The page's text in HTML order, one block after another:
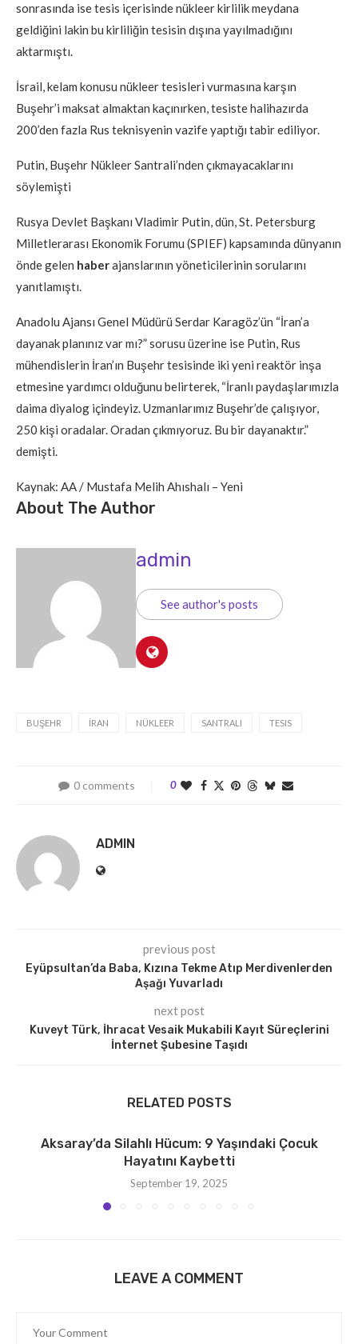
sonrasında ise tesis içerisinde nükleer kirlilik meydana
geldiğini lakin bu kirliliğin tesisin dışına yayılmadığını
aktarmıştı.
İsrail, kelam konusu nükleer tesisleri vurmasına karşın
Buşehr’i maksat almaktan kaçınırken, tesiste halihazırda
200’den fazla Rus teknisyenin vazife yaptığı tabir ediliyor.
Putin, Buşehr Nükleer Santrali’nden çıkmayacaklarını
söylemişti
Rusya Devlet Başkanı Vladimir Putin, dün, St. Petersburg
Milletlerarası Ekonomik Forumu (SPIEF) kapsamında dünyanın
önde gelen haberajanslarının yöneticilerinin sorularını
yanıtlamıştı.
Anadolu Ajansı Genel Müdürü Serdar Karagöz’ün “İran’a
dayanak planınız var mı?” sorusu üzerine ise Putin, Rus
mühendislerin İran’ın Buşehr tesisinde iki yeni reaktör inşa
etmesine yardımcı olduğunu belirterek, “İranlı paydaşlarımızla
daima diyalog içindeyiz. Uzmanlarımız Buşehr’de çalışıyor,
250 kişi oradalar. Oradan çıkmıyoruz. Bu bir dayanaktır.”
demişti.
Kaynak: AA / Mustafa Melih Ahıshalı – Yeni
About The Author
admin
See author's posts
BUŞEHR İRAN NÜKLEER SANTRALI TESIS
0 comments 0
ADMIN
previous post
Eyüpsultan’da Baba, Kızına Tekme Atıp Merdivenlerden
Aşağı Yuvarladı
next post
Kuveyt Türk, İhracat Vesaik Mukabili Kayıt Süreçlerini
İnternet Şubesine Taşıdı
RELATED POSTS
Aksaray’da Silahlı Hücum: 9 Yaşındaki Çocuk
Hayatını Kaybetti
September 19, 2025
LEAVE A COMMENT